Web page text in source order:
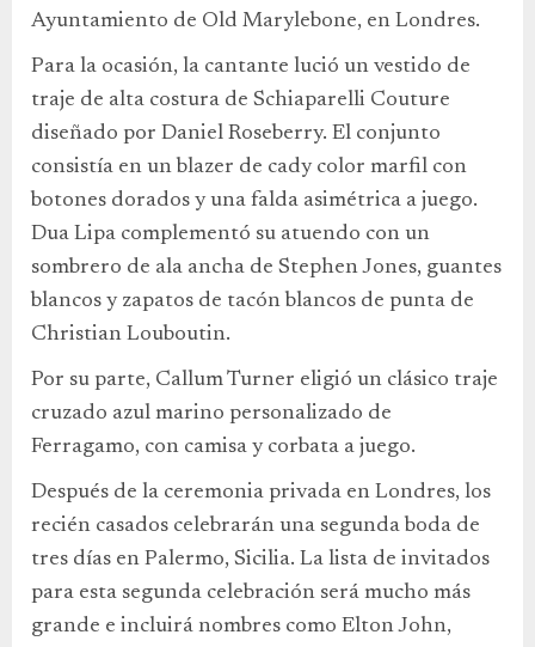
Ayuntamiento de Old Marylebone, en Londres.
Para la ocasión, la cantante lució un vestido de
traje de alta costura de Schiaparelli Couture
diseñado por Daniel Roseberry. El conjunto
consistía en un blazer de cady color marfil con
botones dorados y una falda asimétrica a juego.
Dua Lipa complementó su atuendo con un
sombrero de ala ancha de Stephen Jones, guantes
blancos y zapatos de tacón blancos de punta de
Christian Louboutin.
Por su parte, Callum Turner eligió un clásico traje
cruzado azul marino personalizado de
Ferragamo, con camisa y corbata a juego.
Después de la ceremonia privada en Londres, los
recién casados celebrarán una segunda boda de
tres días en Palermo, Sicilia. La lista de invitados
para esta segunda celebración será mucho más
grande e incluirá nombres como Elton John,